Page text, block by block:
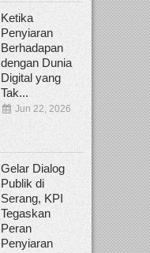
Ketika
Penyiaran
Berhadapan
dengan Dunia
Digital yang
Tak...
Jun 22, 2026
Gelar Dialog
Publik di
Serang, KPI
Tegaskan
Peran
Penyiaran